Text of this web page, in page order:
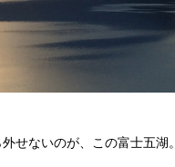
せないのが、この富士五湖。